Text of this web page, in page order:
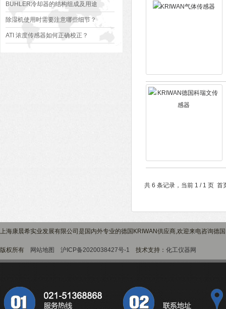
BUHLER冷却器的结构组成及用途
除湿机使用时需要注意哪些细节？
ATI 浓度传感器如何正确校正？
共 6 条记录，当前 1 / 1 页
上海康晨希实业发展有限公司是国内外专业的德国KRIWAN供应商,欢迎来电咨询德
版权所有 网站地图 沪ICP备2020038427号-1 技术支持： 化工仪器网